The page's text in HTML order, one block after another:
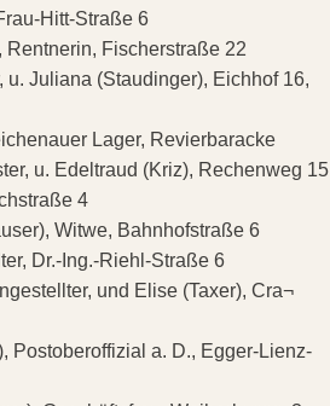
Hitt-Straße 6
Fischerstraße 22
Juliana (Staudinger), Eichhof 16,
Lager, Revierbaracke
u. Edeltraud (Kriz), Rechenweg 15
4
Witwe, Bahnhofstraße 6
Dr.-Ing.-Riehl-Straße 6
und Elise (Taxer), Cra¬
Postoberoffizial a. D., Egger-Lienz-